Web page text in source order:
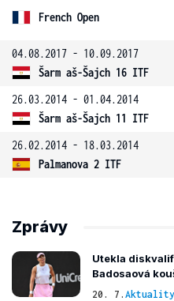
French Open
04.08.2017 - 10.09.2017
Šarm aš-Šajch 16 ITF
26.03.2014 - 01.04.2014
Šarm aš-Šajch 11 ITF
26.02.2014 - 18.03.2014
Palmanova 2 ITF
Zprávy
Utekla
Badosaová
20. 7. Aktuality